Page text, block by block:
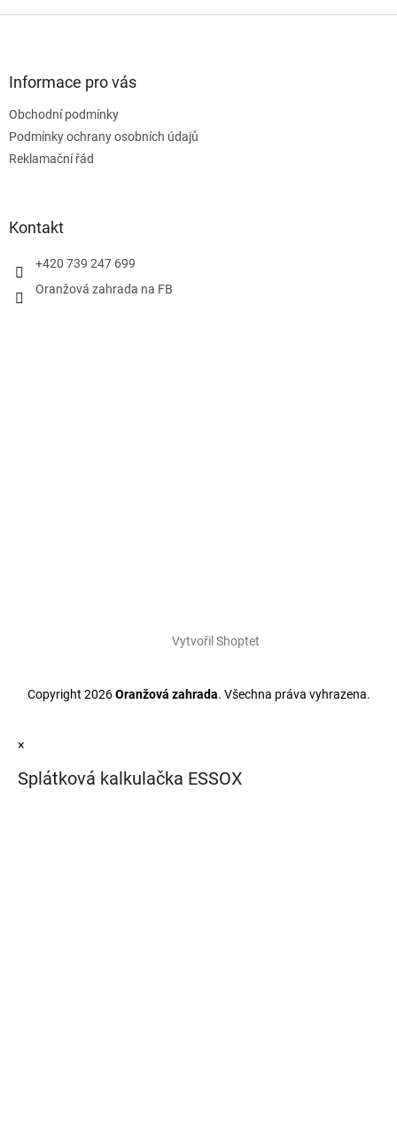
Informace pro vás
Obchodní podmínky
Podmínky ochrany osobních údajů
Reklamační řád
Kontakt
+420 739 247 699
Oranžová zahrada na FB
Vytvořil Shoptet
Copyright 2026Oranžová zahrada. Všechna práva vyhrazena.
×
Splátková kalkulačka ESSOX